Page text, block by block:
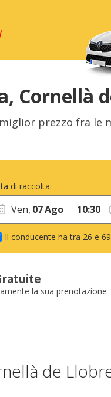
Cornellà
prezzo fra le
di raccolta:
Ven, 07Ago
Il conducente ha tra 26 e
la sua prenotazione
de